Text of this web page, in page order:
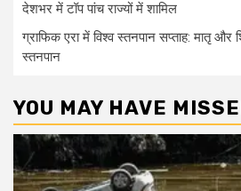
देशभर में टॉप पांच राज्यों में शामिल
ग्राफिक एरा में विश्व स्तनपान सप्ताह: मातृ
स्तनपान
YOU MAY HAVE